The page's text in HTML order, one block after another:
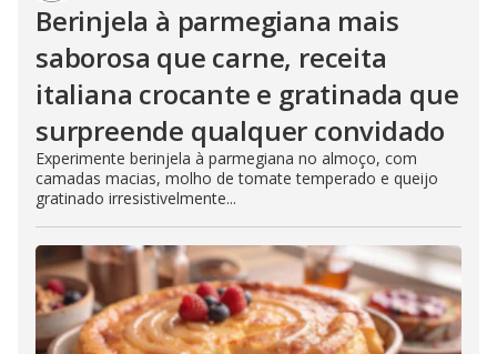
Berinjela à parmegiana mais
saborosa que carne, receita
italiana crocante e gratinada que
surpreende qualquer convidado
Experimente berinjela à parmegiana no almoço, com
camadas macias, molho de tomate temperado e queijo
gratinado irresistivelmente...